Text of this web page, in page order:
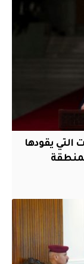
التي يقودها